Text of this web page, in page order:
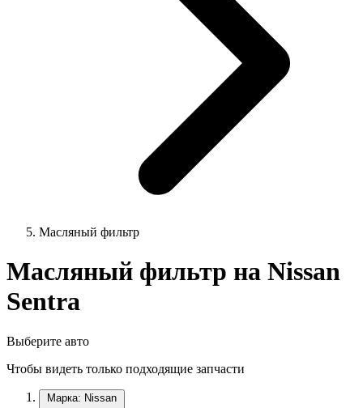
Масляный фильтр
Масляный фильтр на Nissan
Sentra
Выберите авто
Чтобы видеть только подходящие запчасти
Марка: Nissan